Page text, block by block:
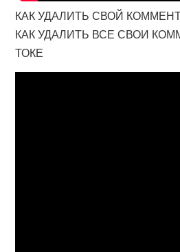
КАК УДАЛИТЬ СВОЙ
КАК УДАЛИТЬ ВСЕ СВОИ
ТОКЕ